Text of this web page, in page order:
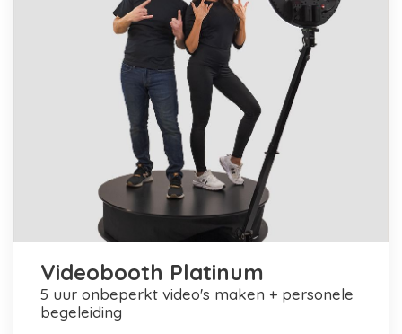
Videobooth Platinum
5 uur onbeperkt video's maken + personele
begeleiding